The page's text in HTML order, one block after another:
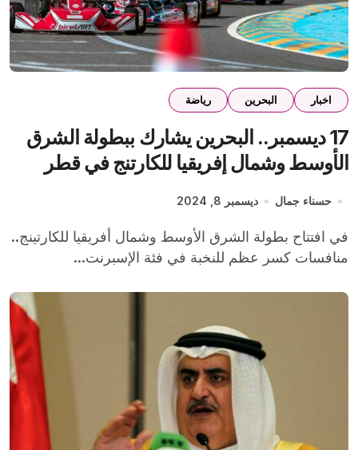
اخبار البحرين رياضة
17 ديسمبر.. البحرين يشارك ببطولة الشرق
الأوسط وشمال إفريقيا للكارتنج في قطر
حسناء جمال ديسمبر 8, 2024
في افتتاح بطولة الشرق الأوسط وشمال أفريقيا للكارتينج..
منافسات كسر عظم للنخبة في فئة الإسبرنت...